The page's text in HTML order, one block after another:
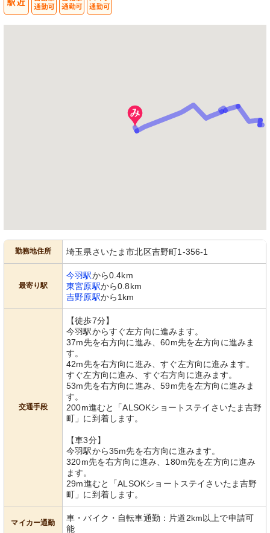
勤務地住所 埼玉県さいたま市北区吉野町1-356-1
最寄り駅
今羽駅から0.4km
東宮原駅から0.8km
吉野原駅から1km
交通手段
【徒歩7分】
今羽駅からすぐ左方向に進みます。
37m先を右方向に進み、60m先を左方向に進みま
す。
42m先を右方向に進み、すぐ左方向に進みます。
すぐ左方向に進み、すぐ右方向に進みます。
53m先を右方向に進み、59m先を左方向に進みま
す。
200m進むと「ALSOKショートステイさいたま吉野
町」に到着します。
【車3分】
今羽駅から35m先を右方向に進みます。
320m先を右方向に進み、180m先を左方向に進み
ます。
29m進むと「ALSOKショートステイさいたま吉野
町」に到着します。
マイカー通勤
車・バイク・自転車通勤：片道2km以上で申請可
能